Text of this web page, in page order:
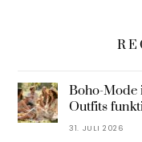
Boho-Mode
Outfits
31. JULI 2026